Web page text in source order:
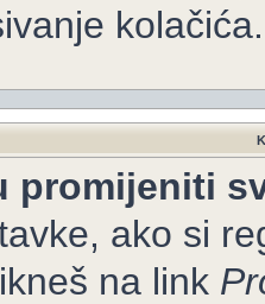
kolačića.
promijeniti
ako si
na link